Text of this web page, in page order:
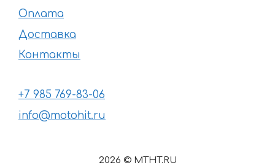
Оплата
Доставка
Контакты
+7 985 769-83-06
info@motohit.ru
2026 © MTHT.RU